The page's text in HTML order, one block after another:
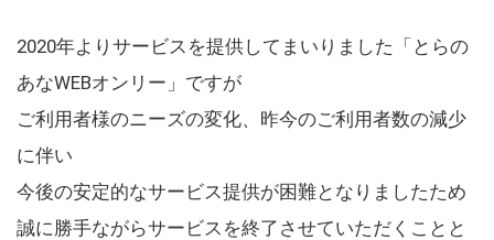
2020年よりサービスを提供してまいりました「とらの
あなWEBオンリー」ですが
ご利用者様のニーズの変化、昨今のご利用者数の減少
に伴い
今後の安定的なサービス提供が困難となりましたため
誠に勝手ながらサービスを終了させていただくことと